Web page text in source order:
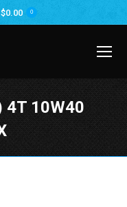
$0.00 0
4T 10W40